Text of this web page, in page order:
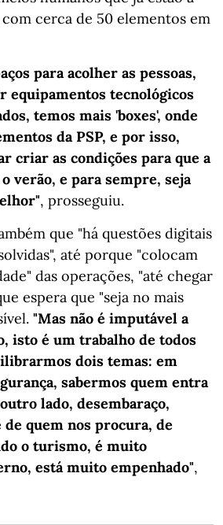
cerca de 50 elementos em
para acolher as pessoas,
equipamentos tecnológicos
temos mais 'boxes', onde
da PSP, e por isso,
criar as condições para que a
verão, e para sempre, seja
, prosseguiu.
que "há questões digitais
até porque "colocam
das operações, "até chegar
espera que "seja no mais
"Mas não é imputável a
isto é um trabalho de todos
dois temas: em
sabermos quem entra
lado, desembaraço,
quem nos procura, de
o turismo, é muito
está muito empenhado",